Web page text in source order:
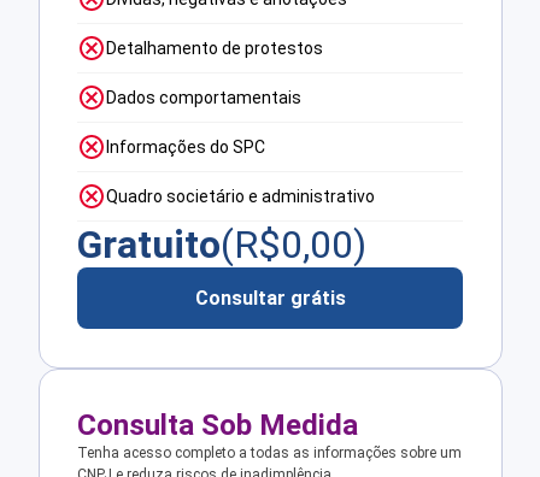
Detalhamento de protestos
Dados comportamentais
Informações do SPC
Quadro societário e administrativo
Gratuito(R$0,00)
Consultar grátis
Consulta Sob Medida
Tenha acesso completo a todas as informações sobre um